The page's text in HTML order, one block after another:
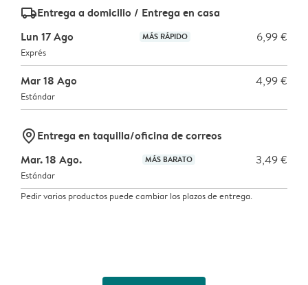
delivery_standard_v2Entrega a domicilio / Entrega en casa
Lun 17 Ago
MÁS RÁPIDO 6,99 €
Exprés
Mar 18 Ago 4,99 €
Estándar
marker-pinEntrega en taquilla/oficina de correos
Mar. 18 Ago.
MÁS BARATO 3,49 €
Estándar
Pedir varios productos puede cambiar los plazos de entrega.